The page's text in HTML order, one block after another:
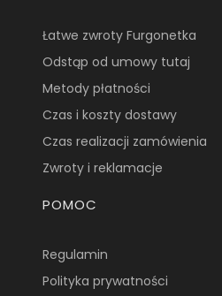
Łatwe zwroty Furgonetka
Odstąp od umowy tutaj
Metody płatności
Czas i koszty dostawy
Czas realizacji zamówienia
Zwroty i reklamacje
POMOC
Regulamin
Polityka prywatności